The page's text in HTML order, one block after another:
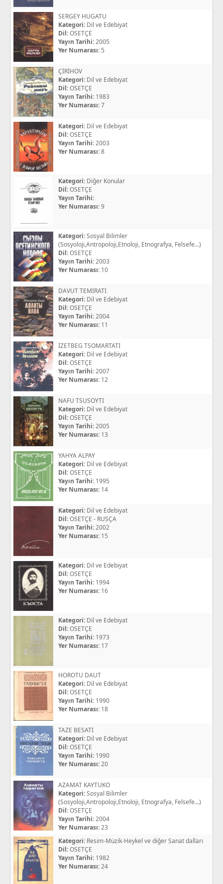
SERGEY HUGATU
Kategori: Dil ve Edebiyat
Dil:OSETÇE
Yayın Tarihi:2005
Yer Numarası: 5
ÇİRİHOV
Kategori: Dil ve Edebiyat
Dil:OSETÇE
Yayın Tarihi: 1983
Yer Numarası:7
Kategori: Dil ve Edebiyat
Dil:OSETÇE
Yayın Tarihi:2003
Yer Numarası:8
Kategori: Diğer Konular
Dil:OSETÇE
Yayın Tarihi:
Yer Numarası:9
Kategori:Sosyal Bilimler
(Sosyoloji,Antropoloji,Etnoloji, Etnografya, Felsefe...)
Dil:OSETÇE
Yayın Tarihi:2003
Yer Numarası: 10
DAVUT TEMIRATI
Kategori: Dil ve Edebiyat
Dil:OSETÇE
Yayın Tarihi:2004
Yer Numarası: 11
İZETBEG TSOMARTATI
Kategori: Dil ve Edebiyat
Dil:OSETÇE
Yayın Tarihi:2007
Yer Numarası: 12
NAFU TSUSOYTI
Kategori: Dil ve Edebiyat
Dil:OSETÇE
Yayın Tarihi:2005
Yer Numarası: 13
YAHYA ALPAY
Kategori: Dil ve Edebiyat
Dil:OSETÇE
Yayın Tarihi: 1995
Yer Numarası: 14
Kategori: Dil ve Edebiyat
Dil:OSETÇE - RUSÇA
Yayın Tarihi:2002
Yer Numarası: 15
Kategori: Dil ve Edebiyat
Dil:OSETÇE
Yayın Tarihi: 1994
Yer Numarası: 16
Kategori: Dil ve Edebiyat
Dil:OSETÇE
Yayın Tarihi: 1973
Yer Numarası: 17
HOROTU DAUT
Kategori: Dil ve Edebiyat
Dil:OSETÇE
Yayın Tarihi: 1990
Yer Numarası: 18
TAZE BESATI
Kategori: Dil ve Edebiyat
Dil:OSETÇE
Yayın Tarihi: 1990
Yer Numarası:20
AZAMAT KAYTUKO
Kategori:Sosyal Bilimler
(Sosyoloji,Antropoloji,Etnoloji, Etnografya, Felsefe...)
Dil:OSETÇE
Yayın Tarihi:2004
Yer Numarası:23
Kategori: Resim-Müzik-Heykel ve diğer Sanat dalları
Dil:OSETÇE
Yayın Tarihi: 1982
Yer Numarası:24